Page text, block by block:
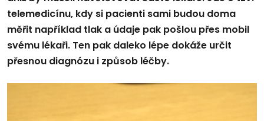
telemedicínu, kdy si pacienti sami budou doma
měřit například tlak a údaje pak pošlou přes mobil
svému lékaři. Ten pak daleko lépe dokáže určit
přesnou diagnózu i způsob léčby.